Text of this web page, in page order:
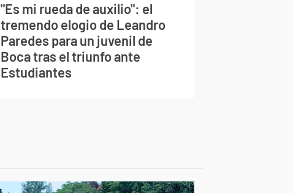
"Es mi rueda de auxilio": el
tremendo elogio de Leandro
Paredes para un juvenil de
Boca tras el triunfo ante
Estudiantes